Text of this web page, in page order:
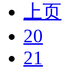
上页
20
21